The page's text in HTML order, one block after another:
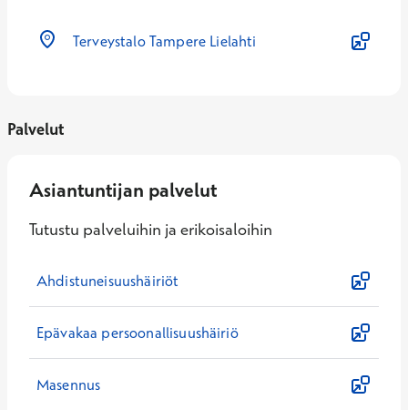
Terveystalo Tampere Lielahti
Palvelut
Asiantuntijan palvelut
Tutustu palveluihin ja erikoisaloihin
Ahdistuneisuushäiriöt
Epävakaa persoonallisuushäiriö
Masennus